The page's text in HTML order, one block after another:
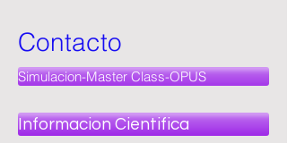
Contacto
Simulacion-Master Class-OPUS
Informacion Cientifica